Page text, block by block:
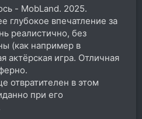
- MobLand. 2025.
глубокое впечатление за
реалистично, без
(как например в
актёрская игра. Отличная
отвратителен в этом
при его